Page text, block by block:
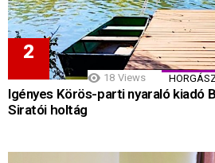
18 Views
Igényes Körös-parti nyaraló kiadó
Siratói holtág